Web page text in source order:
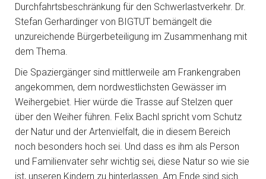
Durchfahrtsbeschränkung für den Schwerlastverkehr. Dr.
Stefan Gerhardinger von BIGTUT bemängelt die
unzureichende Bürgerbeteiligung im Zusammenhang mit
dem Thema.
Die Spaziergänger sind mittlerweile am Frankengraben
angekommen, dem nordwestlichsten Gewässer im
Weihergebiet. Hier würde die Trasse auf Stelzen quer
über den Weiher führen. Felix Bachl spricht vom Schutz
der Natur und der Artenvielfalt, die in diesem Bereich
noch besonders hoch sei. Und dass es ihm als Person
und Familienvater sehr wichtig sei, diese Natur so wie sie
ist, unseren Kindern zu hinterlassen. Am Ende sind sich